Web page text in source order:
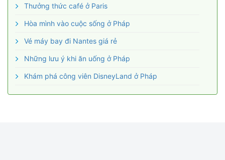
Thưởng thức café ở Paris
Hòa mình vào cuộc sống ở Pháp
Vé máy bay đi Nantes giá rẻ
Những lưu ý khi ăn uống ở Pháp
Khám phá công viên DisneyLand ở Pháp